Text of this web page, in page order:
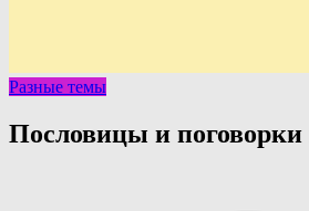
Разные темы
Пословицы и